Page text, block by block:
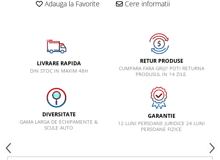
Adauga la Favorite Cere informatii
LIVRARE RAPIDA
DIN STOC IN MAXIM 48H
RETUR PRODUSE
CUMPARA FARA GRIJI! POTI RETURNA
PRODUSUL IN 14 ZILE.
DIVERSITATE
GAMA LARGA DE ECHIPAMENTE &
SCULE AUTO
GARANTIE
12 LUNI PERSOANE JURIDICE 24 LUNI
PERSOANE FIZICE